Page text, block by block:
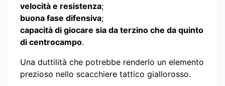
velocità e resistenza;
buona fase difensiva;
capacità di giocare sia da terzino che da quinto
di centrocampo.
Una duttilità che potrebbe renderlo un elemento
prezioso nello scacchiere tattico giallorosso.